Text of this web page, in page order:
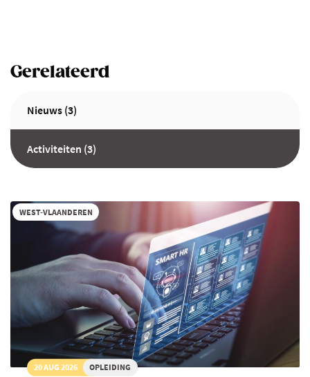
Gerelateerd
Nieuws (3)
Activiteiten (3)
WEST-VLAANDEREN
20 AUG 2026 OPLEIDING